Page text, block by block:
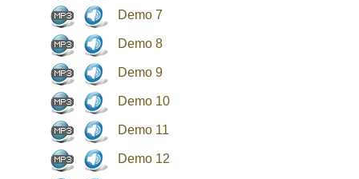
Demo 7
Demo 8
Demo 9
Demo 10
Demo 11
Demo 12